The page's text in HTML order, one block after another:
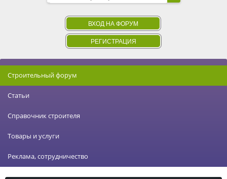
ВХОД НА ФОРУМ
РЕГИСТРАЦИЯ
Строительный форум
Статьи
Справочник строителя
Товары и услуги
Реклама, сотрудничество